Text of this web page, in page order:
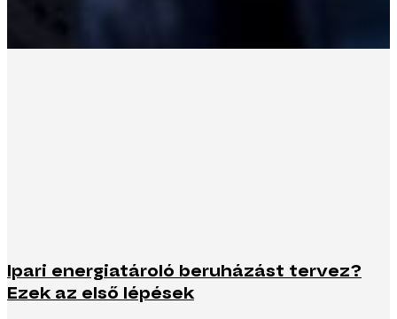
Ipari energiatároló beruházást tervez?
Ezek az első lépések